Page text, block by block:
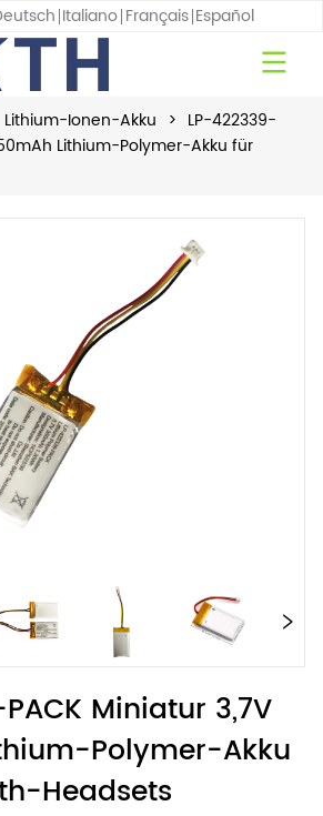
Italiano Français Español
Lithium-Ionen-Akku > LP-422339-
Lithium-Polymer-Akku für
Miniatur 3,7V
Polymer-Akku
Headsets